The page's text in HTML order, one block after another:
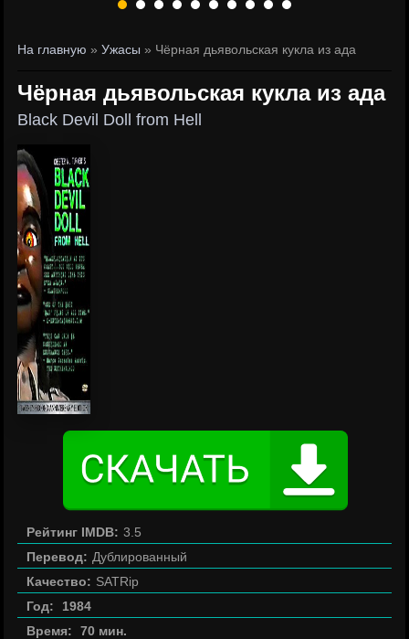
На главную »Ужасы » Чёрная дьявольская кукла из ада
Чёрная дьявольская кукла из ада
Black Devil Doll from Hell
Рейтинг IMDB: 3.5
Перевод: Дублированный
Качество: SATRip
Год:
1984
Время:
70 мин.